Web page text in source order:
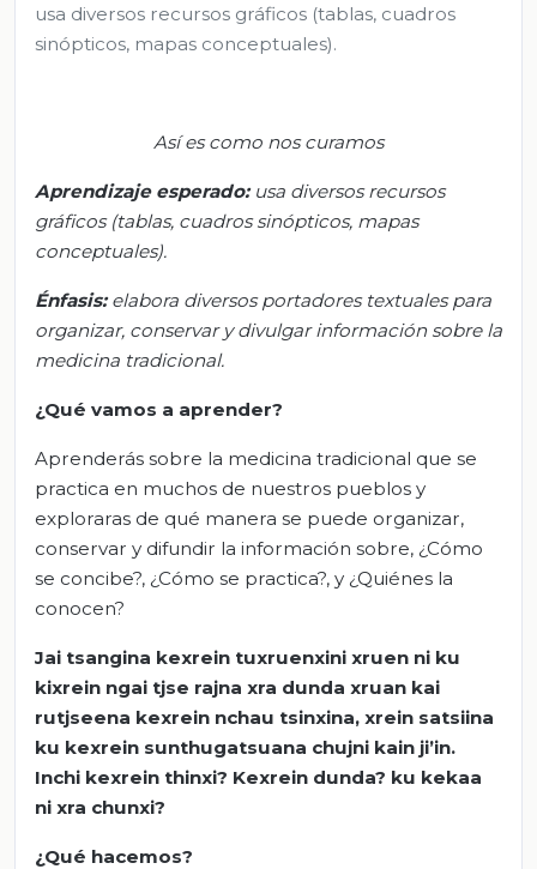
usa diversos recursos gráficos (tablas, cuadros
sinópticos, mapas conceptuales).
Así es como nos curamos
Aprendizaje esperado: usa diversos recursos
gráficos (tablas, cuadros sinópticos, mapas
conceptuales).
Énfasis: elabora diversos portadores textuales para
organizar, conservar y divulgar información sobre la
medicina tradicional.
¿Qué vamos a aprender?
Aprenderás sobre la medicina tradicional que se
practica en muchos de nuestros pueblos y
exploraras de qué manera se puede organizar,
conservar y difundir la información sobre, ¿Cómo
se concibe?, ¿Cómo se practica?, y ¿Quiénes la
conocen?
Jai tsangina kexrein tuxruenxini xruen ni ku
kixrein ngai tjse rajna xra dunda xruan kai
rutjseena kexrein nchau tsinxina, xrein satsiina
ku kexrein sunthugatsuana chujni kain ji’in.
Inchi kexrein thinxi? Kexrein dunda? ku kekaa
ni xra chunxi?
¿Qué hacemos?